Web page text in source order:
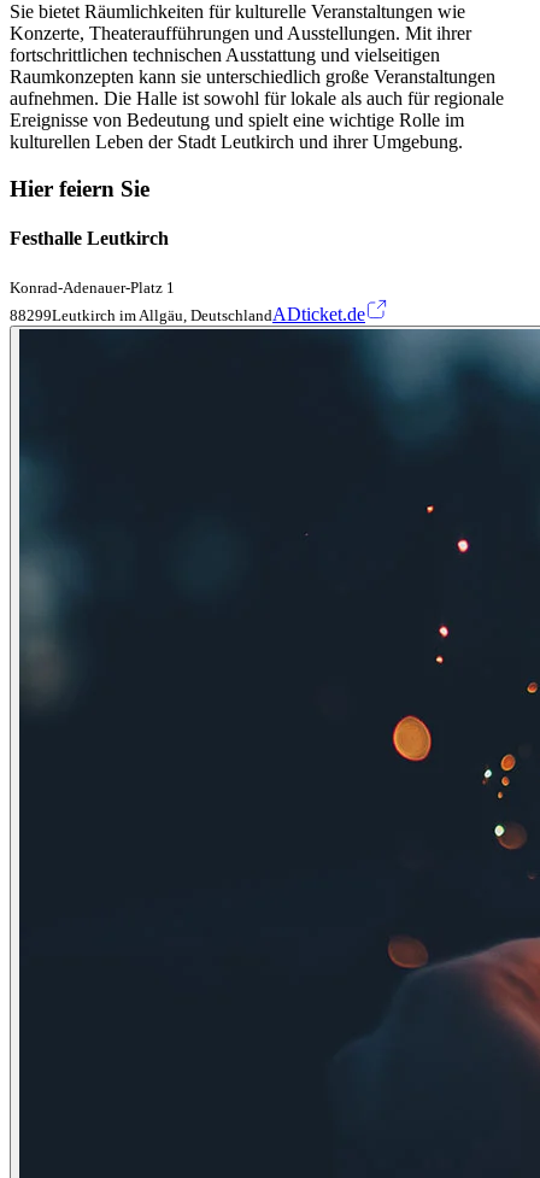
Sie bietet Räumlichkeiten für kulturelle Veranstaltungen wie
Konzerte, Theateraufführungen und Ausstellungen. Mit ihrer
fortschrittlichen technischen Ausstattung und vielseitigen
Raumkonzepten kann sie unterschiedlich große Veranstaltungen
aufnehmen. Die Halle ist sowohl für lokale als auch für regionale
Ereignisse von Bedeutung und spielt eine wichtige Rolle im
kulturellen Leben der Stadt Leutkirch und ihrer Umgebung.
Hier feiern Sie
Festhalle Leutkirch
Konrad-Adenauer-Platz 1
88299Leutkirch im Allgäu, DeutschlandADticket.de